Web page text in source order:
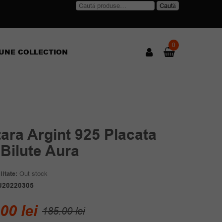
Caută
Caută
COLLECTION
0
Argint 925 Placata
Aura
Out stock
185.00leiPrețul
lei
Prețul